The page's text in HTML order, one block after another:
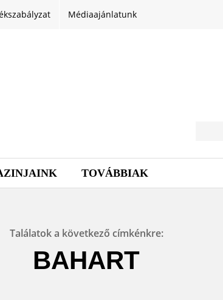
Médiaajánlatunk
TOVÁBBIAK
Találatok a következő címkénkre:
BAHART